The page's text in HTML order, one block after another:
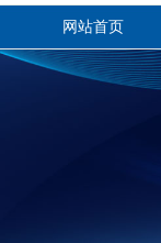
网站首页